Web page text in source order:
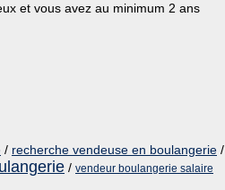
et vous avez au minimum 2 ans
/ recherche vendeuse en boulangerie /
/ vendeur boulangerie salaire